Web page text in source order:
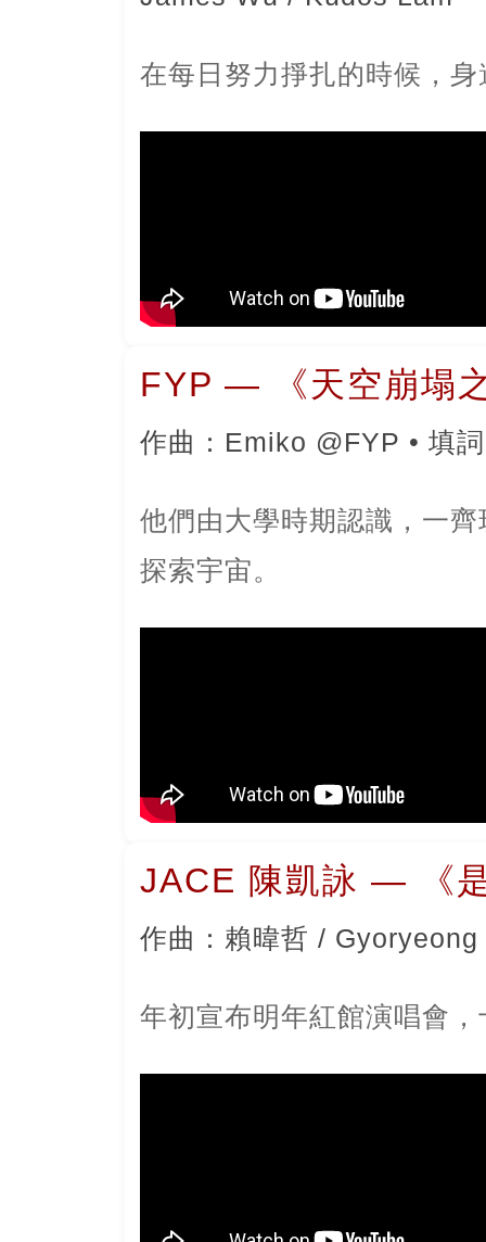
在每日努力掙扎的時候，
FYP — 《天空崩塌
作曲：Emiko @FYP • 填
他們由大學時期認識，一
探索宇宙。
JACE 陳凱詠 — 《
作曲：賴暐哲 /
年初宣布明年紅館演唱會